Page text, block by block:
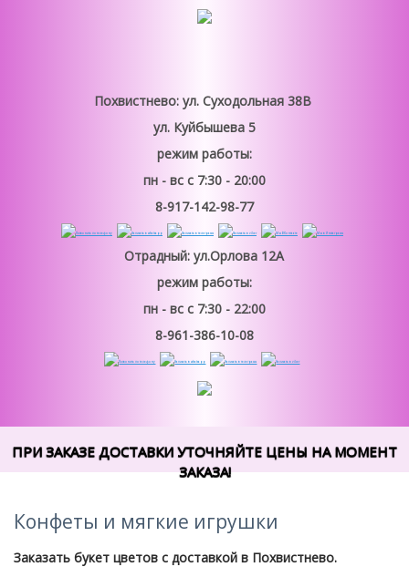
Похвистнево: ул. Суходольная 38В
ул. Куйбышева 5
режим работы:
пн - вс с 7:30 - 20:00
8-917-142-98-77
Отрадный: ул.Орлова 12А
режим работы:
пн - вс с 7:30 - 22:00
8-961-386-10-08
ПРИ ЗАКАЗЕ ДОСТАВКИ УТОЧНЯЙТЕ ЦЕНЫ НА МОМЕНТ
ЗАКАЗА!
Конфеты и мягкие игрушки
Заказать букет цветов с доставкой в Похвистнево.